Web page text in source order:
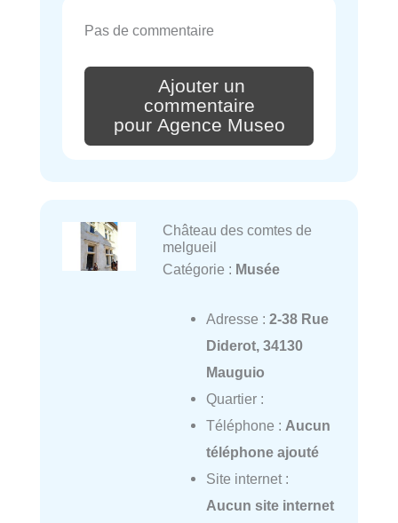
Pas de commentaire
Ajouter un
commentaire
pour Agence Museo
Château des comtes de
melgueil
Catégorie : Musée
Adresse : 2-38 Rue
Diderot, 34130
Mauguio
Quartier :
Téléphone : Aucun
téléphone ajouté
Site internet :
Aucun site internet